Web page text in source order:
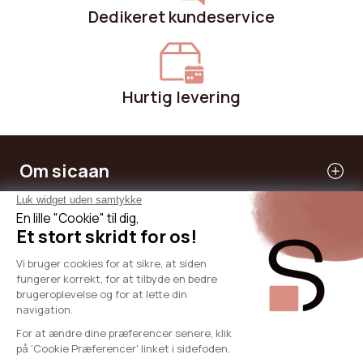
Dedikeret kundeservice
Hurtig levering
Om sicaan
Vores tjenester
Har brug for hjælp
International